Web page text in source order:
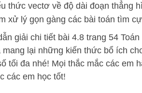
thức vectơ về độ dài đoạn thẳng
xử lý gọn gàng các bài toán tìm
giải chi tiết bài 4.8 trang 54
mang lại những kiến thức bổ ích
tối đa nhé! Mọi thắc mắc các em
các em học tốt!